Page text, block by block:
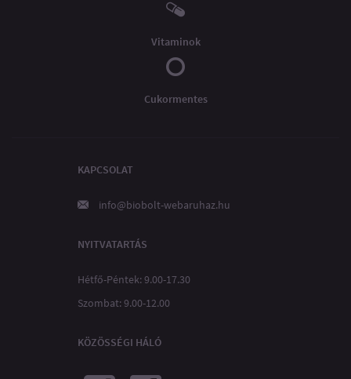
Vitaminok
Cukormentes
KAPCSOLAT
info@biobolt-webaruhaz.hu
NYITVATARTÁS
Hétfő-Péntek: 9.00-17.30
Szombat: 9.00-12.00
KÖZÖSSÉGI HÁLÓ